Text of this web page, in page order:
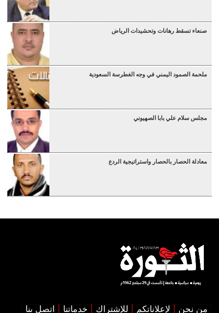
صنعاء تسقط رهانات وتحشيدات الرياض
ملحمة الصمود اليمني في وجه الغطرسة السعودية
مجلس سلام علي بابا الصهيوني
معادلة الحصار بالحصار واستراتيجية الردع
من نحن لإعلاناتكم للإشتراك خدماتنا اتصل بنا